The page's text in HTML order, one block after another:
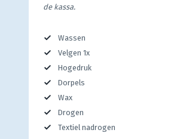
de kassa.
Wassen
Velgen 1x
Hogedruk
Dorpels
Wax
Drogen
Textiel nadrogen